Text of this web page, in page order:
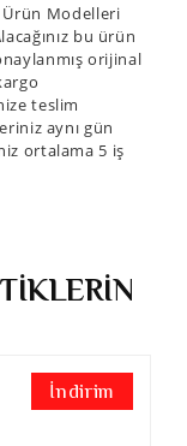
Ürün Modelleri
bu ürün
orijinal
teslim
aynı gün
ortalama 5 iş
İndirim